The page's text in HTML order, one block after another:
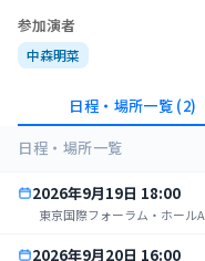
参加演者
中森明菜
日程・場所一覧 (2)
日程・場所一覧
2026年9月19日 18:00
東京国際フォーラム・ホールA
2026年9月20日 16:00